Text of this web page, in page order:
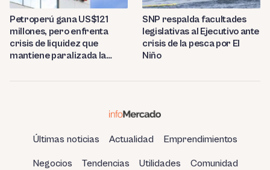
Petroperú gana US$121
millones, pero enfrenta
crisis de liquidez que
mantiene paralizada la
SNP respalda facultades
legislativas al Ejecutivo ante
crisis de la pesca por El
Niño
Últimas noticias Actualidad Emprendimientos
Negocios Tendencias Utilidades Comunidad